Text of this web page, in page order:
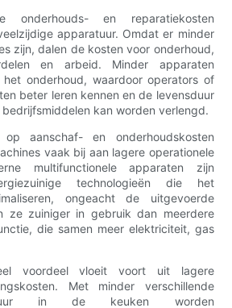
onderhouds- en reparatiekosten
apparatuur. Omdat er minder
zijn, dalen de kosten voor onderhoud,
en arbeid. Minder apparaten
onderhoud, waardoor operators of
beter leren kennen en de levensduur
kan worden verlengd.
op aanschaf- en onderhoudskosten
vaak bij aan lagere operationele
multifunctionele apparaten zijn
technologieën die het
ongeacht de uitgevoerde
ze zuiniger in gebruik dan meerdere
die samen meer elektriciteit, gas
voordeel vloeit voort uit lagere
Met minder verschillende
in de keuken worden